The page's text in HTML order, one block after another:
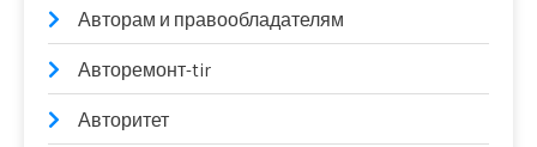
Авторам и правообладателям
Авторемонт-tir
Авторитет